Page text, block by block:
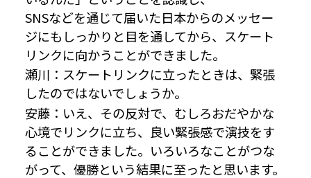
SNSなどを通じて届いた日本からのメッセー
ジにもしっかりと目を通してから、スケート
リンクに向かうことができました。
瀬川：スケートリンクに立ったときは、緊張
したのではないでしょうか。
安藤：いえ、その反対で、むしろおだやかな
心境でリンクに立ち、良い緊張感で演技をす
ることができました。いろいろなことがつな
がって、優勝という結果に至ったと思います。